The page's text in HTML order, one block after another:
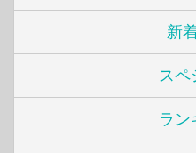
新
スペ
ラン